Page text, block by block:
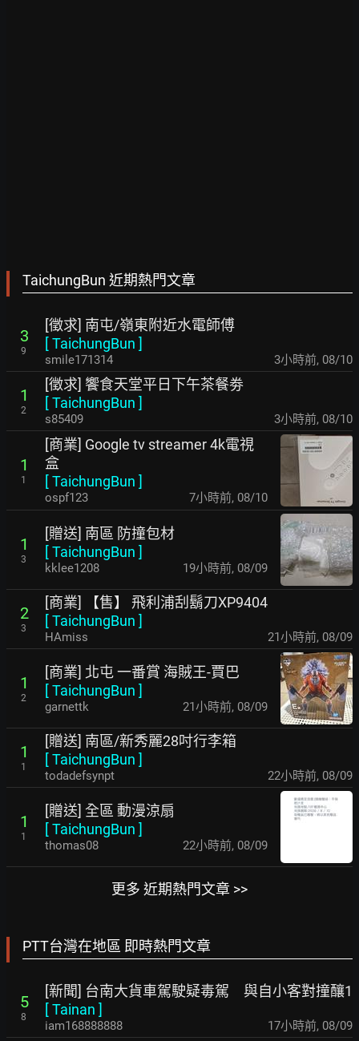
TaichungBun 近期熱門文章
3
9
[徵求] 南屯/嶺東附近水電師傅
[TaichungBun ]
smile171314 3小時前, 08/10
1
2
[徵求] 饗食天堂平日下午茶餐劵
[TaichungBun ]
s85409 3小時前, 08/10
1
1
[商業] Google tv streamer 4k電視
盒
[TaichungBun ]
ospf123 7小時前, 08/10
1
3
[贈送] 南區 防撞包材
[TaichungBun ]
kklee1208 19小時前, 08/09
2
3
[商業] 【售】 飛利浦刮鬍刀XP9404
[TaichungBun ]
HAmiss 21小時前, 08/09
1
2
[商業] 北屯 一番賞 海賊王-賈巴
[TaichungBun ]
garnettk 21小時前, 08/09
1
1
[贈送] 南區/新秀麗28吋行李箱
[TaichungBun ]
todadefsynpt 22小時前, 08/09
1
1
[贈送] 全區 動漫涼扇
[TaichungBun ]
thomas08 22小時前, 08/09
更多 近期熱門文章 >>
PTT台灣在地區 即時熱門文章
5
8
[新聞] 台南大貨車駕駛疑毒駕 與自小客對撞釀1
[Tainan ]
iam168888888 17小時前, 08/09